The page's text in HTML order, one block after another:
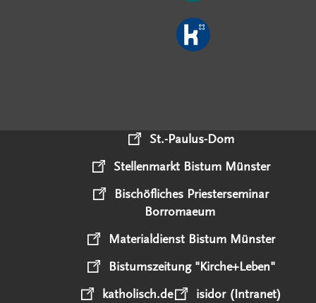
St.-Paulus-Dom
Stellenmarkt Bistum Münster
Bischöfliches Priesterseminar
Borromaeum
Materialdienst Bistum Münster
Bistumszeitung "Kirche+Leben"
katholisch.de
isidor (Intranet)